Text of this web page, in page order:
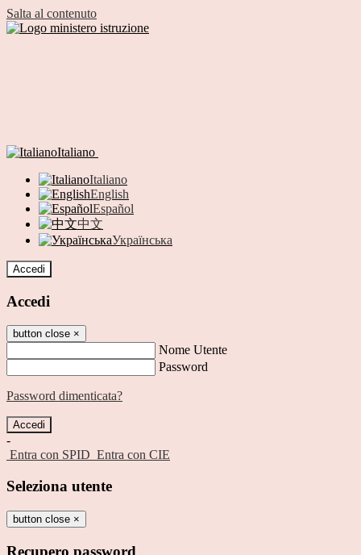
Salta al contenuto
Italiano
Italiano
English
Español
中文
Українська
Accedi
Accedi
button close ×
Nome Utente
Password
Password dimenticata?
-
Entra con SPID Entra con CIE
Seleziona utente
button close ×
Recupero password